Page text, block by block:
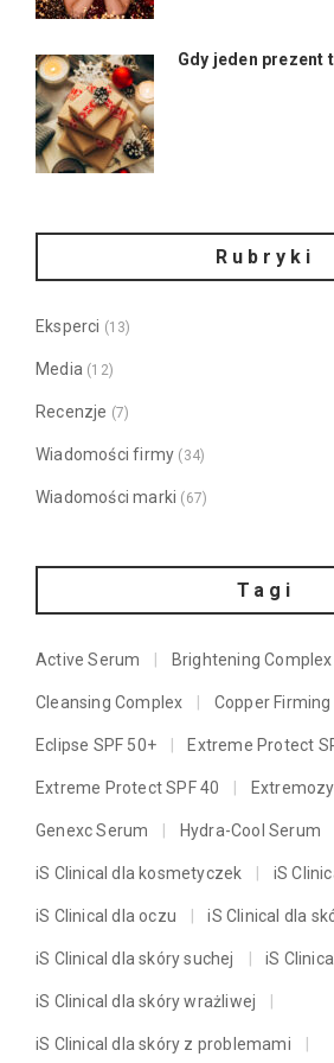
Gdy jeden prezent
Rubryki
Eksperci (13)
Media (12)
Recenzje (7)
Wiadomości firmy (34)
Wiadomości marki (67)
Tagi
Active Serum Brightening Complex
Cleansing Complex Copper
Eclipse SPF 50+ Extreme Protect
Extreme Protect SPF 40
Genexc Serum Hydra-Cool Serum
iS Clinical dla kosmetyczek iS
iS Clinical dla oczu iS Clinical dla
iS Clinical dla skóry suchej iS
iS Clinical dla skóry wrażliwej
iS Clinical dla skóry z problemami